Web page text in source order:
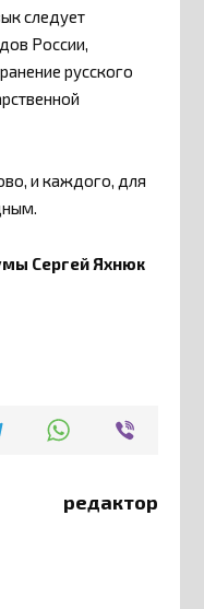
следует
России,
русского
и каждого, для
Сергей Яхнюк
редактор